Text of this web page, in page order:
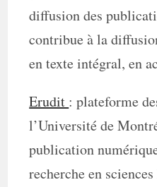
diffusion des
contribue à la
en texte intégral, en
Erudit : plateforme
l’Université de
publication
recherche en